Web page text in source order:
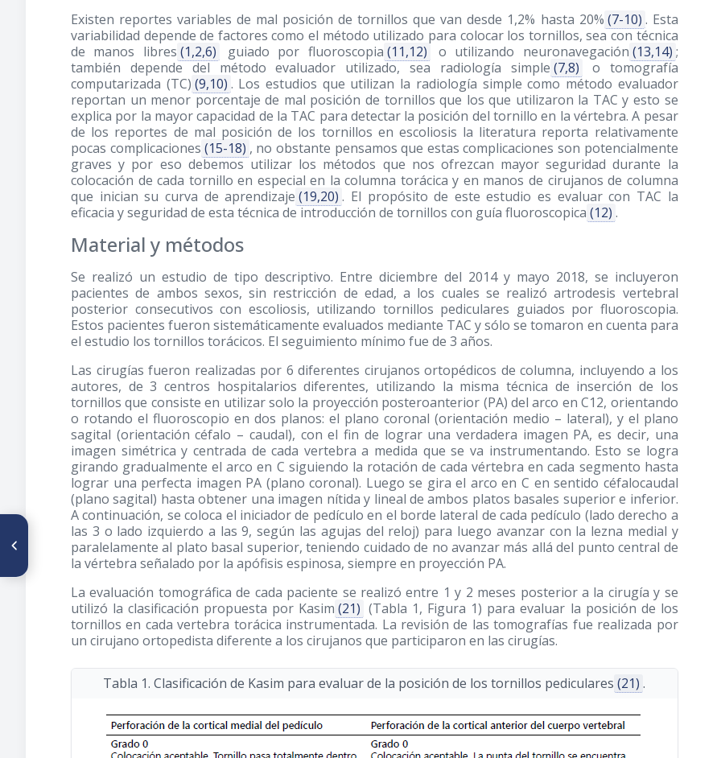
Existen reportes variables de mal posición de tornillos que van desde 1,2% hasta 20% (7-10) . Esta
variabilidad depende de factores como el método utilizado para colocar los tornillos, sea con técnica
de manos libres (1,2,6) guiado por fluoroscopia (11,12) o utilizando neuronavegación (13,14) ;
también depende del método evaluador utilizado, sea radiología simple (7,8)
o tomografía
computarizada (TC) (9,10) . Los estudios que utilizan la radiología simple como método evaluador
reportan un menor porcentaje de mal posición de tornillos que los que utilizaron la TAC y esto se
explica por la mayor capacidad de la TAC para detectar la posición del tornillo en la vértebra. A pesar
de los reportes de mal posición de los tornillos en escoliosis la literatura reporta relativamente
pocas complicaciones (15-18) , no obstante pensamos que estas complicaciones son potencialmente
graves y por eso debemos utilizar los métodos que nos ofrezcan mayor seguridad durante la
colocación de cada tornillo en especial en la columna torácica y en manos de cirujanos de columna
que inician su curva de aprendizaje (19,20) . El propósito de este estudio es evaluar con TAC la
eficacia y seguridad de esta técnica de introducción de tornillos con guía fluoroscopica (12) .
Material y métodos
Se realizó un estudio de tipo descriptivo. Entre diciembre del 2014 y mayo 2018, se incluyeron
pacientes de ambos sexos, sin restricción de edad, a los cuales se realizó artrodesis vertebral
posterior consecutivos con escoliosis, utilizando tornillos pediculares guiados por fluoroscopia.
Estos pacientes fueron sistemáticamente evaluados mediante TAC y sólo se tomaron en cuenta para
el estudio los tornillos torácicos. El seguimiento mínimo fue de 3 años.
Las cirugías fueron realizadas por 6 diferentes cirujanos ortopédicos de columna, incluyendo a los
autores, de 3 centros hospitalarios diferentes, utilizando la misma técnica de inserción de los
tornillos que consiste en utilizar solo la proyección posteroanterior (PA) del arco en C12, orientando
o rotando el fluoroscopio en dos planos: el plano coronal (orientación medio – lateral), y el plano
sagital (orientación céfalo – caudal), con el fin de lograr una verdadera imagen PA, es decir, una
imagen simétrica y centrada de cada vertebra a medida que se va instrumentando. Esto se logra
girando gradualmente el arco en C siguiendo la rotación de cada vértebra en cada segmento hasta
lograr una perfecta imagen PA (plano coronal). Luego se gira el arco en C en sentido céfalocaudal
(plano sagital) hasta obtener una imagen nítida y lineal de ambos platos basales superior e inferior.
A continuación, se coloca el iniciador de pedículo en el borde lateral de cada pedículo (lado derecho a
las 3 o lado izquierdo a las 9, según las agujas del reloj) para luego avanzar con la lezna medial y
paralelamente al plato basal superior, teniendo cuidado de no avanzar más allá del punto central de
la vértebra señalado por la apófisis espinosa, siempre en proyección PA.
La evaluación tomográfica de cada paciente se realizó entre 1 y 2 meses posterior a la cirugía y se
utilizó la clasificación propuesta por Kasim (21) (Tabla 1, Figura 1) para evaluar la posición de los
tornillos en cada vertebra torácica instrumentada. La revisión de las tomografías fue realizada por
un cirujano ortopedista diferente a los cirujanos que participaron en las cirugías.
Tabla 1. Clasificación de Kasim para evaluar de la posición de los tornillos pediculares (21) .
ARTÍCULO ANTERIOR
Osteotomía desrotadora
supramaleolar estabilizada
con placa LCP en pacientes